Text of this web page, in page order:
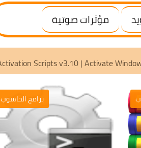
مؤثرات صوتية
Microsoft Activation Scripts v3.10 |
برامج الحاسوب